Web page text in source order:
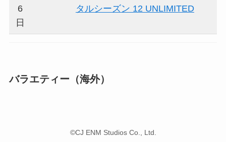
6
日
タルシーズン 12 UNLIMITED
バラエティー（海外）
©CJ ENM Studios Co., Ltd.